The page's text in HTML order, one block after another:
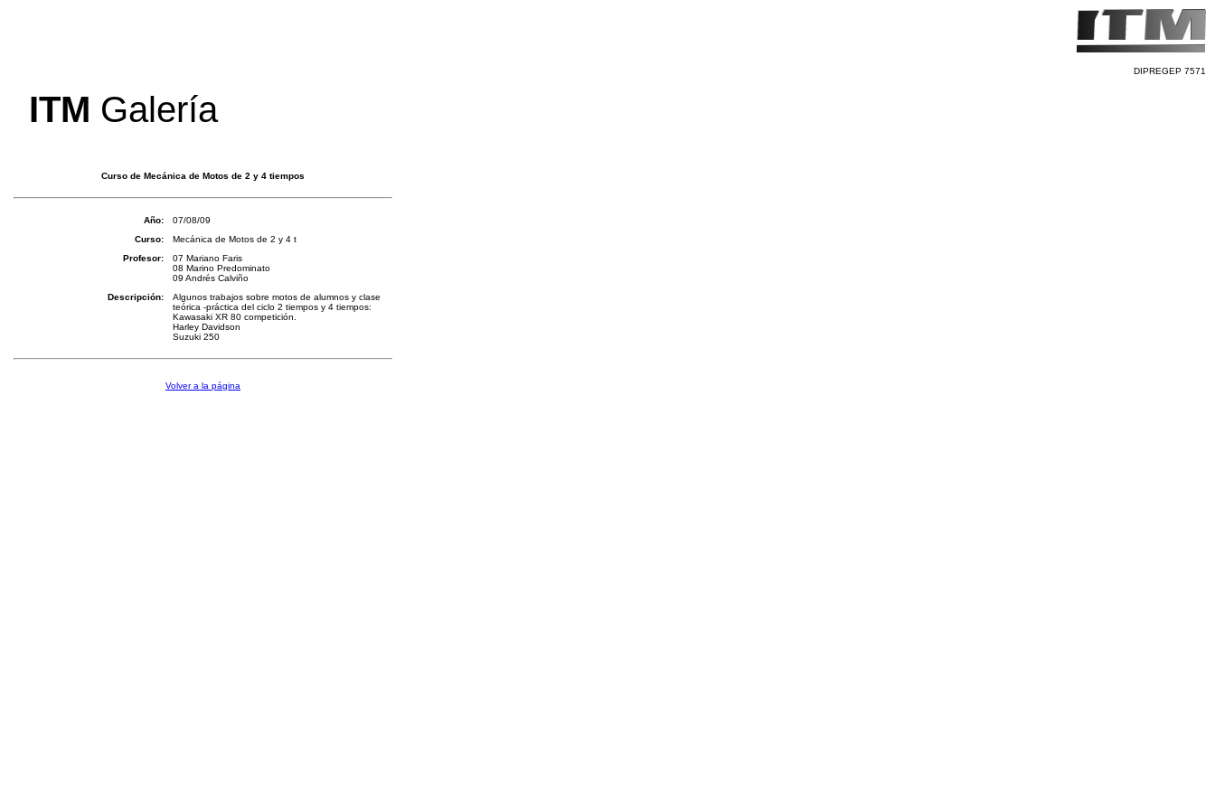
DIPREGEP 7571
ITM Galería
Curso de Mecánica de Motos de 2 y 4 tiempos
Año:
07/08/09
Curso:
Mecánica de Motos de 2 y 4 t
Profesor:
07 Mariano Faris
08 Marino Predominato
09 Andrés Calviño
Descripción:
Algunos trabajos sobre motos de alumnos y clase
teórica -práctica del ciclo 2 tiempos y 4 tiempos:
Kawasaki XR 80 competición.
Harley Davidson
Suzuki 250
Volver a la página